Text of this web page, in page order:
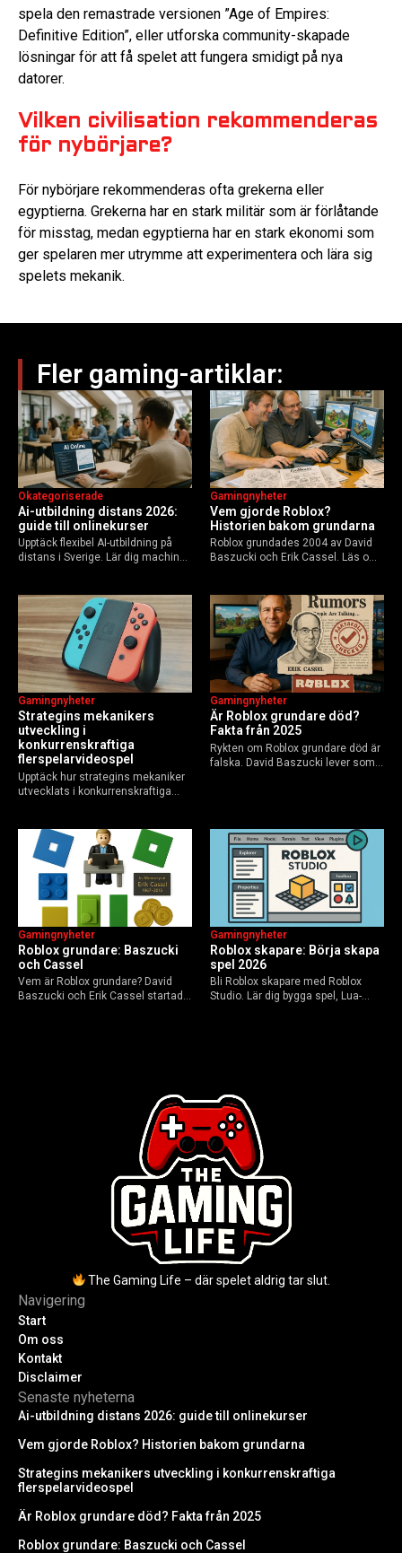
spela den remastrade versionen ”Age of Empires:
Definitive Edition”, eller utforska community-skapade
lösningar för att få spelet att fungera smidigt på nya
datorer.
Vilken civilisation rekommenderas
för nybörjare?
För nybörjare rekommenderas ofta grekerna eller
egyptierna. Grekerna har en stark militär som är förlåtande
för misstag, medan egyptierna har en stark ekonomi som
ger spelaren mer utrymme att experimentera och lära sig
spelets mekanik.
Fler gaming-artiklar:
Ai-utbildning distans 2026:
guide till onlinekurser
Okategoriserade
Upptäck flexibel AI-utbildning på
distans i Sverige. Lär dig machine
Guide för nybörjare och
yrkesverksamma som vill bygga…
Vem gjorde Roblox?
Historien bakom grundarna
Gamingnyheter
Roblox grundades 2004 av David
Baszucki och Erik Cassel. Läs om
användare 2025, och vad som
händer inför 2026.
Strategins mekanikers
utveckling i
konkurrenskraftiga
flerspelarvideospel
Gamingnyheter
Upptäck hur strategins mekaniker
utvecklats i konkurrenskraftiga
AI-drivna innovationer.
Är Roblox grundare död?
Fakta från 2025
Gamingnyheter
Rykten om Roblox grundare död är
falska. David Baszucki lever som
Roblox grundare: Baszucki
och Cassel
Gamingnyheter
Vem är Roblox grundare? David
Baszucki och Erik Cassel startade
Roblox skapare: Börja skapa
spel 2026
Gamingnyheter
Bli Roblox skapare med Roblox
Studio. Lär dig bygga spel, Lua-
The Gaming Life – där spelet aldrig tar slut.
Navigering
Start
Om oss
Kontakt
Disclaimer
Senaste nyheterna
Ai-utbildning distans 2026: guide till onlinekurser
Vem gjorde Roblox? Historien bakom grundarna
Strategins mekanikers utveckling i konkurrenskraftiga
flerspelarvideospel
Är Roblox grundare död? Fakta från 2025
Roblox grundare: Baszucki och Cassel